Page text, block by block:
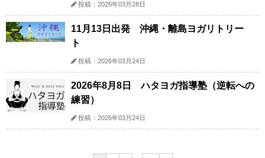
投稿：2026年03月28日
11月13日出発 沖縄・離島ヨガリトリー
ト
投稿：2026年03月24日
2026年8月8日 ハタヨガ指導塾（逆転への
練習）
投稿：2026年03月24日